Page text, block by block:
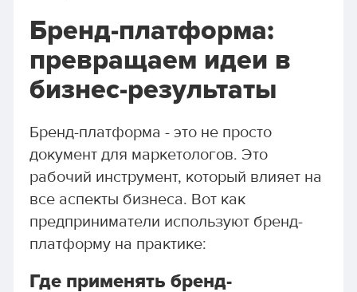
Бренд-платформа:
превращаем идеи в
бизнес-результаты
Бренд-платформа - это не просто
документ для маркетологов. Это
рабочий инструмент, который влияет на
все аспекты бизнеса. Вот как
предприниматели используют бренд-
платформу на практике:
Где применять бренд-